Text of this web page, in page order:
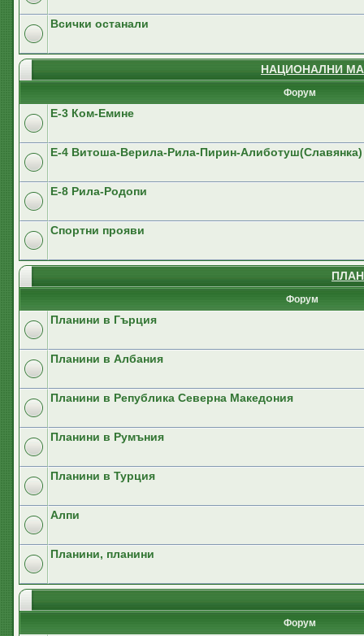
Всички останали
НАЦИОНАЛНИ
Форум
E-3 Ком-Емине
Е-4 Витоша-Верила-Рила-Пирин-Алиботуш(Славянка)
E-8 Рила-Родопи
Спортни прояви
Форум
Планини в Гърция
Планини в Албания
Планини в Република Северна Македония
Планини в Румъния
Планини в Турция
Алпи
Планини, планини
Форум